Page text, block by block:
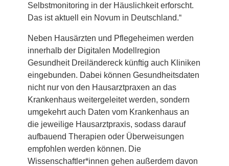
Selbstmonitoring in der Häuslichkeit erforscht.
Das ist aktuell ein Novum in Deutschland.“
Neben Hausärzten und Pflegeheimen werden
innerhalb der Digitalen Modellregion
Gesundheit Dreiländereck künftig auch Kliniken
eingebunden. Dabei können Gesundheitsdaten
nicht nur von den Hausarztpraxen an das
Krankenhaus weitergeleitet werden, sondern
umgekehrt auch Daten vom Krankenhaus an
die jeweilige Hausarztpraxis, sodass darauf
aufbauend Therapien oder Überweisungen
empfohlen werden können. Die
Wissenschaftler*innen gehen außerdem davon